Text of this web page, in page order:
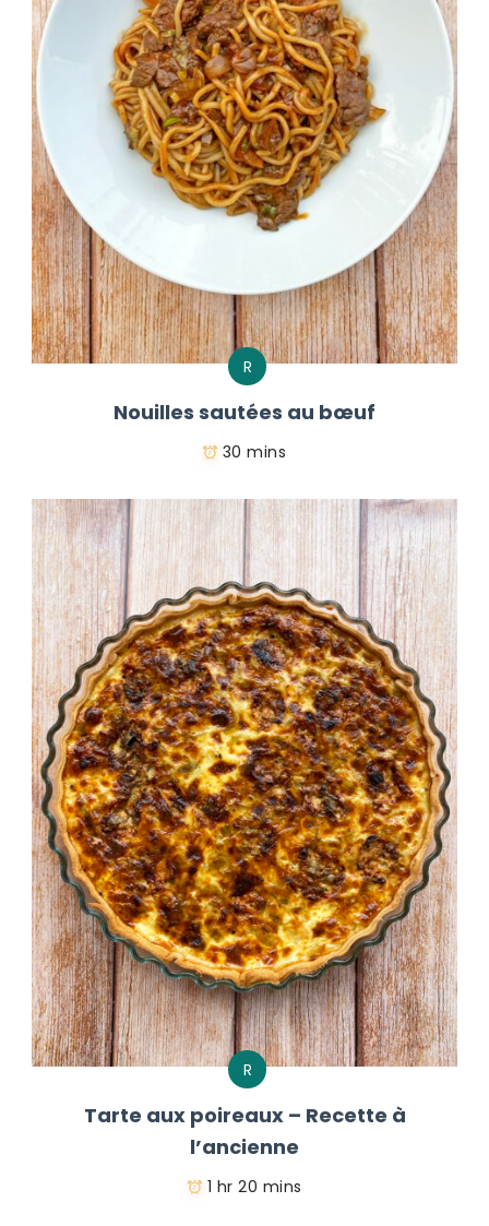
R
Nouilles sautées au bœuf
30 mins
R
Tarte aux poireaux – Recette à
l’ancienne
1 hr 20 mins